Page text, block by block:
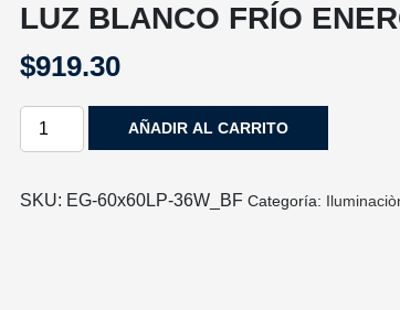
LUZ BLANCO FRÍO
$919.30
LUMINARIA
60X60LP-
AÑADIR AL CARRITO
SKU: EG-60x60LP-36W_BF Categoría: